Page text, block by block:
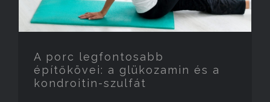
A porc legfontosabb
építőkövei: a glükozamin és a
kondroitin-szulfát